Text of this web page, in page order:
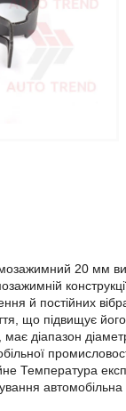
20 мм
й постійних
що підвищує
діапазон
Температура
автомобільна